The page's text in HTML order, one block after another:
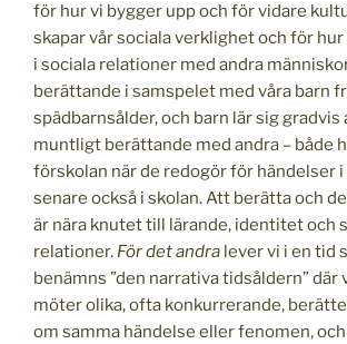
för hur vi bygger upp och för vidare
skapar vår sociala verklighet och för
i sociala relationer med andra
berättande i samspelet med våra barn
spädbarnsålder, och barn lär sig gradvis
muntligt berättande med andra – både
förskolan när de redogör för händelser i
senare också i skolan. Att berätta och
är nära knutet till lärande, identitet och
relationer. För det andra lever vi i en tid
benämns ”den narrativa tidsåldern” där
möter olika, ofta konkurrerande,
om samma händelse eller fenomen,